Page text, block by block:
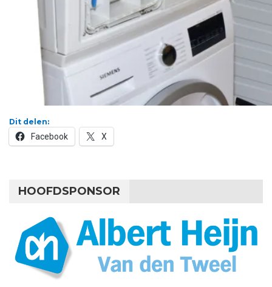
Dit delen:
Facebook X
HOOFDSPONSOR